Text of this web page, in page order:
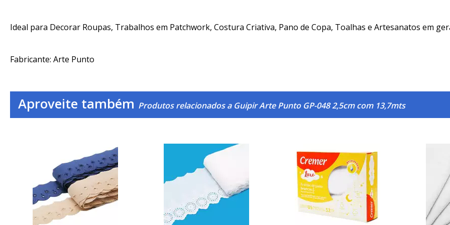
Ideal para Decorar Roupas, Trabalhos em Patchwork, Costura Criativa, Pano de Copa, Toalhas e Artesanatos em
Fabricante: Arte Punto
Aproveite também Produtos relacionados a Guipir Arte Punto GP-048 2,5cm com 13,7mts